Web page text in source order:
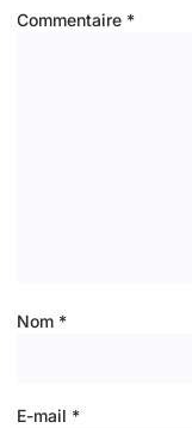
Commentaire *
Nom *
E-mail *